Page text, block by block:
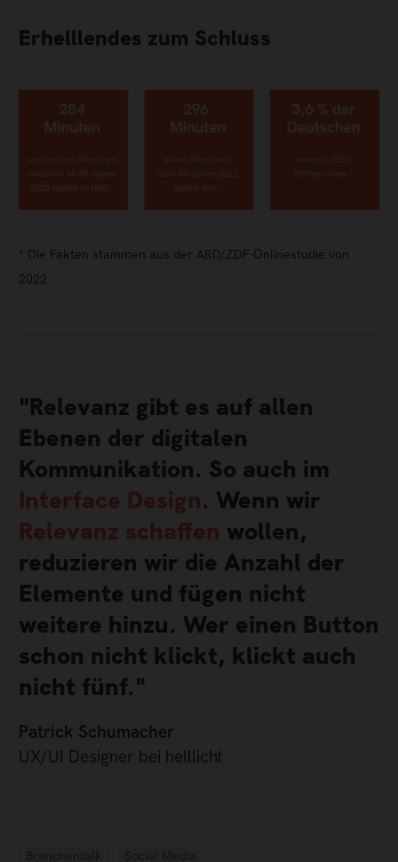
Erhelllendes zum Schluss
* Die Fakten stammen aus der ARD/ZDF-Onlinestudie von
2022.
"Relevanz gibt es auf allen
Ebenen der digitalen
Kommunikation. So auch im
Interface Design. Wenn wir
Relevanz schaffen wollen,
reduzieren wir die Anzahl der
Elemente und fügen nicht
weitere hinzu. Wer einen Button
schon nicht klickt, klickt auch
nicht fünf."
Patrick Schumacher
UX/UI Designer bei helllicht